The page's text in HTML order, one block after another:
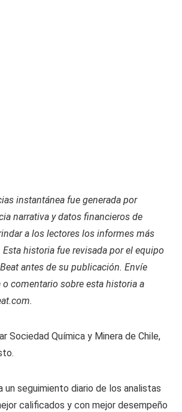
instantánea fue generada por
narrativa y datos financieros de
a los lectores los informes más
historia fue revisada por el equipo
antes de su publicación. Envíe
comentario sobre esta historia a
Sociedad Química y Minera de Chile,
un seguimiento diario de los analistas
calificados y con mejor desempeño